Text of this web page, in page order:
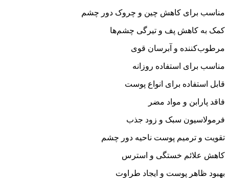
مناسب برای کاهش چین و چروک دور چشم
کمک به کاهش پف و تیرگی چشم‌ها
مرطوب‌کننده و آبرسان قوی
مناسب برای استفاده روزانه
قابل استفاده برای انواع پوست
فاقد پارابن و مواد مضر
فرمولاسیون سبک و زود جذب
تقویت و ترمیم پوست ناحیه دور چشم
کاهش علائم خستگی و استرس
بهبود ظاهر پوست و ایجاد طراوت